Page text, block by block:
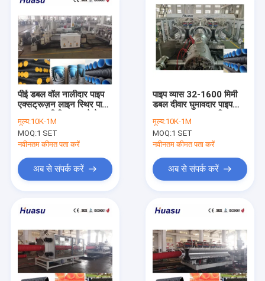
विडियो
हमारे बारे में
पीई डबल वॉल नालीदार पाइप
एक्सट्रूज़न लाइन स्थिर पाइप
लिए एल्यूमीनियम मिश्र धातु
मोल्ड सामग्री के साथ निर्मित
मूल्य:10K-1M
MOQ:1 SET
नवीनतम कीमत पता करें
अब से संपर्क करें
पाइप व्यास 32-1600 मिमी
डबल दीवार घुमावदार पाइप
सीवेज पाइप के निर्माण के लिए
डिज़ाइन किया गया है और
प्रक्रिया
मूल्य:10K-1M
MOQ:1 SET
नवीनतम कीमत पता करें
अब से संपर्क करें